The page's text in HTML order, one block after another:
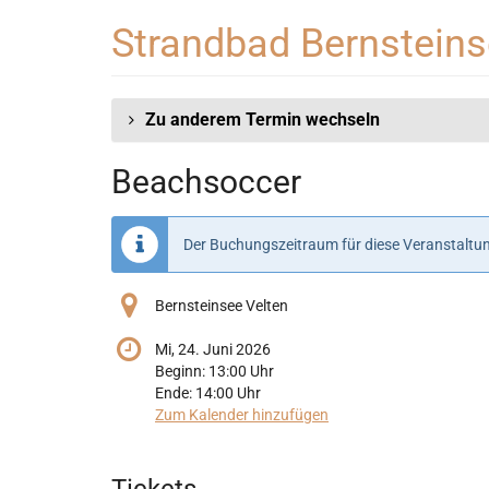
Strandbad
Zu anderem Termin wechseln
Beachsoccer
Der Buchungszeitraum für diese
Bernsteinsee Velten
Mi, 24. Juni 2026
Beginn: 13:00 Uhr
Ende: 14:00 Uhr
Zum Kalender hinzufügen